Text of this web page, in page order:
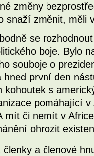
změny
snaží změnit, měli
se
boje. Bylo
souboje o
hned první den
kohoutek s
pomáhající
mít či nemít v
ohrozit
členky a členové